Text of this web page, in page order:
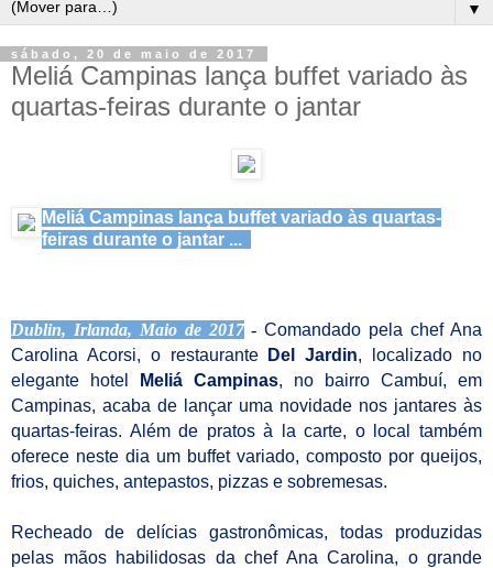
▼
sábado, 20 de maio de 2017
Meliá Campinas lança buffet variado às
quartas-feiras durante o jantar
Meliá Campinas lança buffet variado às quartas-
feiras durante o jantar ...
Dublin, Irlanda, Maio de 2017-Comandado pela chef Ana
Carolina Acorsi, o restaurante
Del Jardin, localizado no
elegante hotel
Meliá Campinas, no bairro Cambuí, em
Campinas, acaba de lançar uma novidade nos jantares às
quartas-feiras. Além de pratos à la carte, o local também
oferece neste dia um buffet variado, composto por queijos,
frios, quiches, antepastos, pizzas e sobremesas.
Recheado de delícias gastronômicas, todas produzidas
pelas mãos habilidosas da chef Ana Carolina, o grande